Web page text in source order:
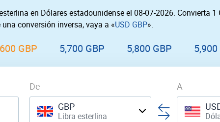
de Mí
Cerca de Mí
en Dólares estadounidense el 08-07-2026. Convierta 1
conversión inversa, vaya a «USD GBP».
GBP 5,700 GBP 5,800 GBP 5,900
De
GBP
Libra esterlina
A